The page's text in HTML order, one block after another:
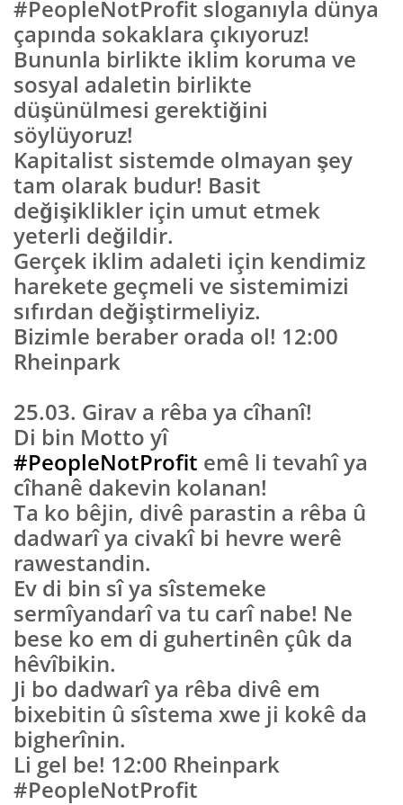
#PeopleNotProfit sloganıyla dünya
çapında sokaklara çıkıyoruz!
Bununla birlikte iklim koruma ve
sosyal adaletin birlikte
düşünülmesi gerektiğini
söylüyoruz!
Kapitalist sistemde olmayan şey
tam olarak budur! Basit
değişiklikler için umut etmek
yeterli değildir.
Gerçek iklim adaleti için kendimiz
harekete geçmeli ve sistemimizi
sıfırdan değiştirmeliyiz.
Bizimle beraber orada ol! 12:00
Rheinpark
25.03. Girav a rêba ya cîhanî!
Di bin Motto yî
#PeopleNotProfit emê li tevahî ya
cîhanê dakevin kolanan!
Ta ko bêjin, divê parastin a rêba û
dadwarî ya civakî bi hevre werê
rawestandin.
Ev di bin sî ya sîstemeke
sermîyandarî va tu carî nabe! Ne
bese ko em di guhertinên çûk da
hêvîbikin.
Ji bo dadwarî ya rêba divê em
bixebitin û sîstema xwe ji kokê da
bigherînin.
Li gel be! 12:00 Rheinpark
#PeopleNotProfit